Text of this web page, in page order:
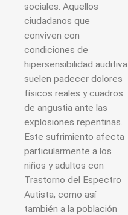
sociales. Aquellos
ciudadanos que
conviven con
condiciones de
hipersensibilidad auditiva
suelen padecer dolores
físicos reales y cuadros
de angustia ante las
explosiones repentinas.
Este sufrimiento afecta
particularmente a los
niños y adultos con
Trastorno del Espectro
Autista, como así
también a la población